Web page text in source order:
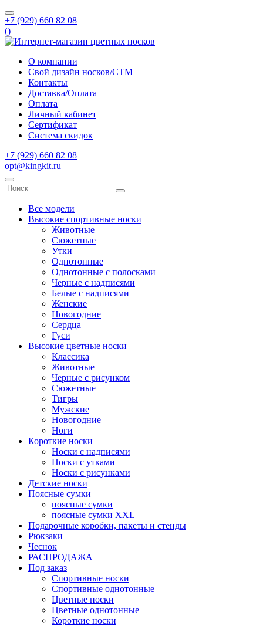
+7 (929) 660 82 08
()
О компании
Свой дизайн носков/СТМ
Контакты
Доставка/Оплата
Оплата
Личный кабинет
Сертификат
Система скидок
+7 (929) 660 82 08
opt@kingkit.ru
Все модели
Высокие спортивные носки
Животные
Сюжетные
Утки
Однотонные
Однотонные с полосками
Черные с надписями
Белые с надписями
Женские
Новогодние
Сердца
Гуси
Высокие цветные носки
Классика
Животные
Черные с рисунком
Сюжетные
Тигры
Мужские
Новогодние
Ноги
Короткие носки
Носки с надписями
Носки с утками
Носки с рисунками
Детские носки
Поясные сумки
поясные сумки
поясные сумки XXL
Подарочные коробки, пакеты и стенды
Рюкзаки
Чеснок
РАСПРОДАЖА
Под заказ
Спортивные носки
Спортивные однотонные
Цветные носки
Цветные однотонные
Короткие носки